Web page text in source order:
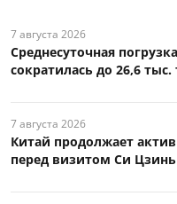
7 августа 2026
Среднесуточная
сократилась до 26,6 тыс.
7 августа 2026
Китай продолжает
перед визитом Си